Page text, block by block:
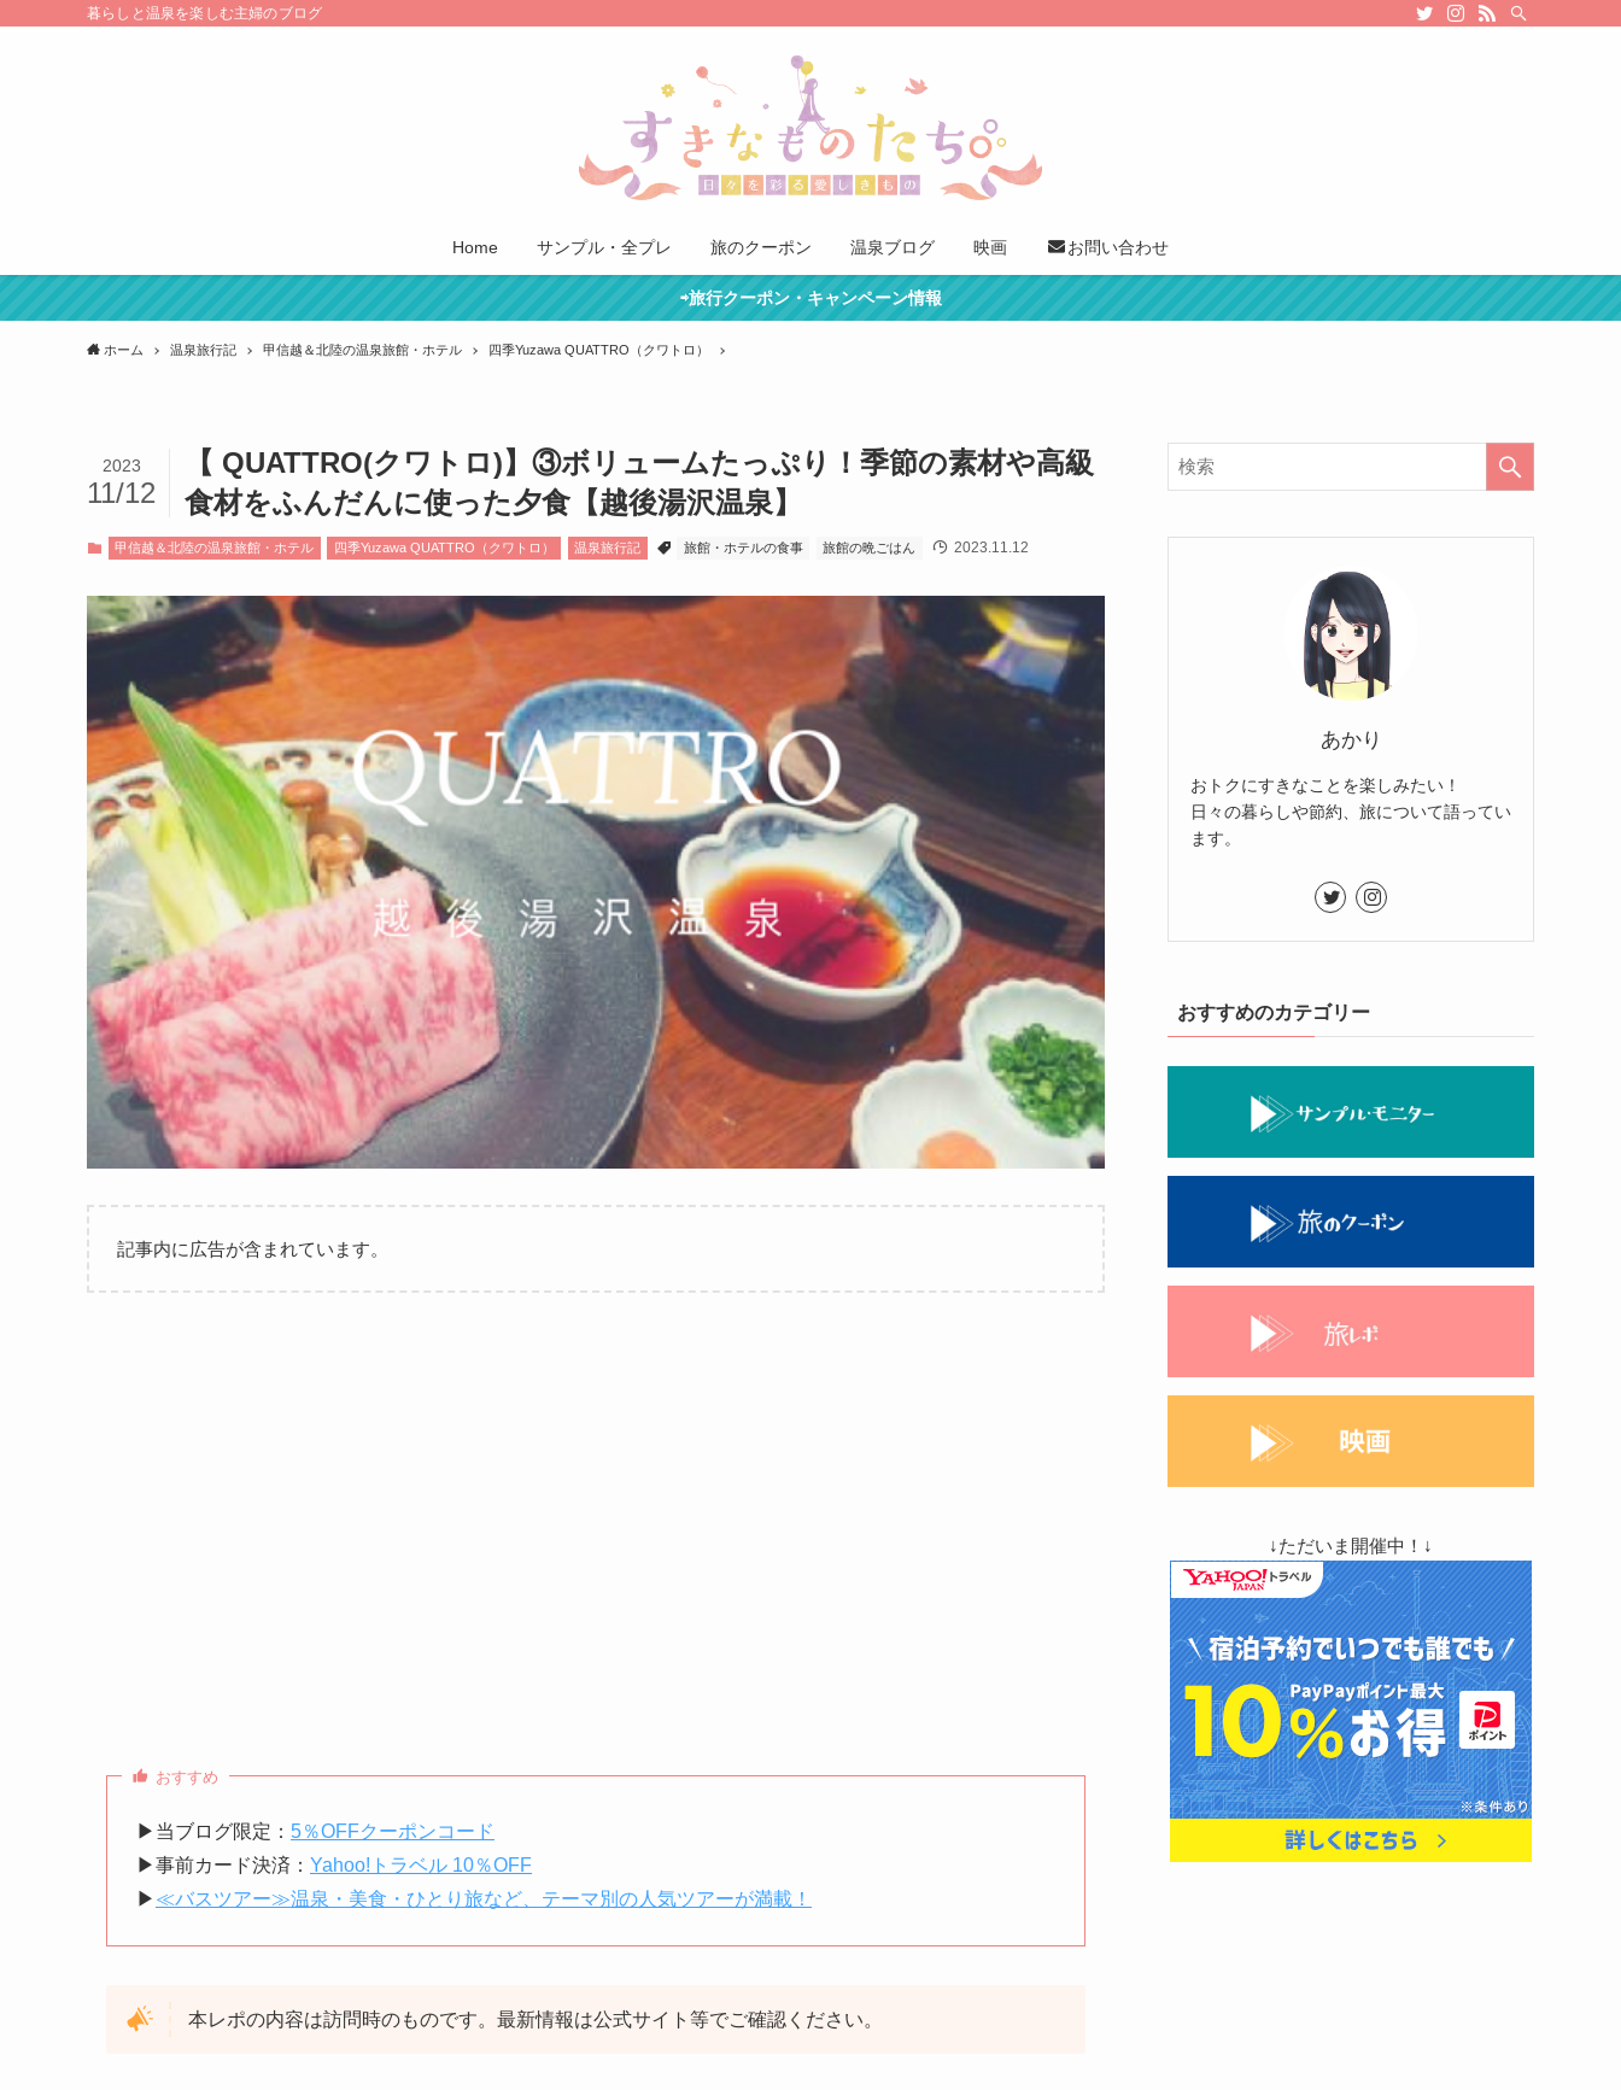
暮らしと温泉を楽しむ主婦のブログ
Home サンプル・全プレ 旅のクーポン 温泉ブログ 映画 お問い合わせ
⇨旅行クーポン・キャンペーン情報
ホーム 温泉旅行記 甲信越＆北陸の温泉旅館・ホテル 四季Yuzawa QUATTRO（クワトロ）
【 QUATTRO(クワトロ)】③ボリュームたっぷり！季節の素材や高級
食材をふんだんに使った夕食【越後湯沢温泉】
2023
11/12
甲信越＆北陸の温泉旅館・ホテル 四季Yuzawa QUATTRO（クワトロ） 温泉旅行記 旅館・ホテルの食事 旅館の晩ごはん 2023.11.12
記事内に広告が含まれています。
おすすめ
▶︎当ブログ限定： 5％OFFクーポンコード
▶︎事前カード決済： Yahoo!トラベル 10％OFF
▶︎ ≪バスツアー≫温泉・美食・ひとり旅など、テーマ別の人気ツアーが満載！
本レポの内容は訪問時のものです。最新情報は公式サイト等でご確認ください。
あかり
おトクにすきなことを楽しみたい！
日々の暮らしや節約、旅について語ってい
ます。
おすすめのカテゴリー
↓ただいま開催中！↓